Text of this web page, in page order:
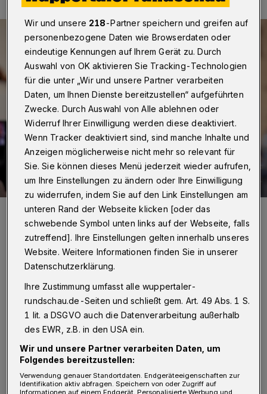
Herausforderer Uwe-Schneidewind liferet sich das erwartete
Foto: Wuppertaler Rundschau/Max Höllwarth
O berbürgermeister Andreas Mucke
(SPD): „Wenn zwei große Parteien einen
renommierten Wissenschaftler aufstellen, ist
klar, dass es ein knappes Rennen wird. Ein
bisschen mehr kann es immer sein, aber ich
Wir und unsere 218-Partner speichern und greifen auf
personenbezogene Daten wie Browserdaten oder
eindeutige Kennungen auf Ihrem Gerät zu. Durch
Auswahl von OK aktivieren Sie Tracking-Technologien
für die unter „Wir und unsere Partner verarbeiten
Daten, um Ihnen Dienste bereitzustellen“ aufgeführten
Zwecke. Durch Auswahl von Alle ablehnen oder
Widerruf Ihrer Einwilligung werden diese deaktiviert.
Wenn Tracker deaktiviert sind, sind manche Inhalte und
Anzeigen möglicherweise nicht mehr so relevant für
Sie. Sie können dieses Menü jederzeit wieder aufrufen,
um Ihre Einstellungen zu ändern oder Ihre Einwilligung
zu widerrufen, indem Sie auf den Link Einstellungen am
unteren Rand der Webseite klicken [oder das
schwebende Symbol unten links auf der Webseite, falls
zutreffend]. Ihre Einstellungen gelten innerhalb unseres
Website. Weitere Informationen finden Sie in unserer
Datenschutzerklärung.
Ihre Zustimmung umfasst alle wuppertaler-
rundschau.de-Seiten und schließt gem. Art. 49 Abs. 1 S.
1 lit. a DSGVO auch die Datenverarbeitung außerhalb
des EWR, z.B. in den USA ein.
Wir und unsere Partner verarbeiten Daten, um
Folgendes bereitzustellen:
Verwendung genauer Standortdaten. Endgeräteeigenschaften zur
Identifikation aktiv abfragen. Speichern von oder Zugriff auf
Informationen auf einem Endgerät. Personalisierte Werbung und